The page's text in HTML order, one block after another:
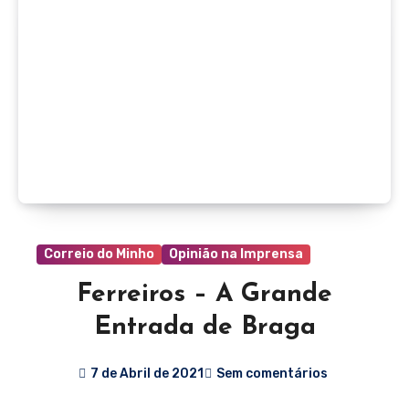
Correio do Minho Opinião na Imprensa
Ferreiros – A Grande
Entrada de Braga
7 de Abril de 2021 Sem comentários